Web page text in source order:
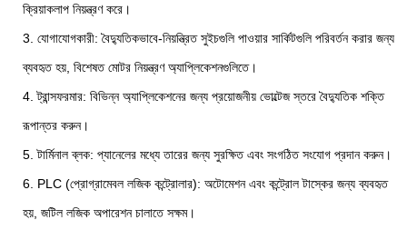
ক্রিয়াকলাপ নিয়ন্ত্রণ করে।
3. যোগাযোগকারী: বৈদ্যুতিকভাবে-নিয়ন্ত্রিত সুইচগুলি পাওয়ার সার্কিটগুলি পরিবর্তন করার জন্য
ব্যবহৃত হয়, বিশেষত মোটর নিয়ন্ত্রণ অ্যাপ্লিকেশনগুলিতে।
4. ট্রান্সফরমার: বিভিন্ন অ্যাপ্লিকেশনের জন্য প্রয়োজনীয় ভোল্টেজ স্তরে বৈদ্যুতিক শক্তি
রূপান্তর করুন।
5. টার্মিনাল ব্লক: প্যানেলের মধ্যে তারের জন্য সুরক্ষিত এবং সংগঠিত সংযোগ প্রদান করুন।
6. PLC (প্রোগ্রামেবল লজিক কন্ট্রোলার): অটোমেশন এবং কন্ট্রোল টাস্কের জন্য ব্যবহৃত
হয়, জটিল লজিক অপারেশন চালাতে সক্ষম।